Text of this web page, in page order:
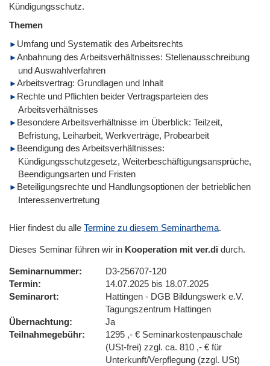
Kündigungsschutz.
Themen
Umfang und Systematik des Arbeitsrechts
Anbahnung des Arbeitsverhältnisses: Stellenausschreibung
und Auswahlverfahren
Arbeitsvertrag: Grundlagen und Inhalt
Rechte und Pflichten beider Vertragsparteien des
Arbeitsverhältnisses
Besondere Arbeitsverhältnisse im Überblick: Teilzeit,
Befristung, Leiharbeit, Werkverträge, Probearbeit
Beendigung des Arbeitsverhältnisses:
Kündigungsschutzgesetz, Weiterbeschäftigungsansprüche,
Beendigungsarten und Fristen
Beteiligungsrechte und Handlungsoptionen der betrieblichen
Interessenvertretung
Hier findest du alle Termine zu diesem Seminarthema.
Dieses Seminar führen wir in Kooperation mit ver.di durch.
Seminarnummer
D3-256707-120
Termin
14.07.2025 bis 18.07.2025
Seminarort
Hattingen - DGB Bildungswerk e.V.
Tagungszentrum Hattingen
Übernachtung
Ja
Teilnahmegebühr
1295 ,- € Seminarkostenpauschale
(USt-frei) zzgl. ca. 810 ,- € für
Unterkunft/Verpflegung (zzgl. USt)